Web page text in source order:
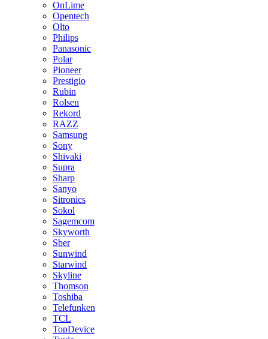
OnLime
Opentech
Olto
Philips
Panasonic
Polar
Pioneer
Prestigio
Rubin
Rolsen
Rekord
RAZZ
Samsung
Sony
Shivaki
Supra
Sharp
Sanyo
Sitronics
Sokol
Sagemcom
Skyworth
Sber
Sunwind
Starwind
Skyline
Thomson
Toshiba
Telefunken
TCL
TopDevice